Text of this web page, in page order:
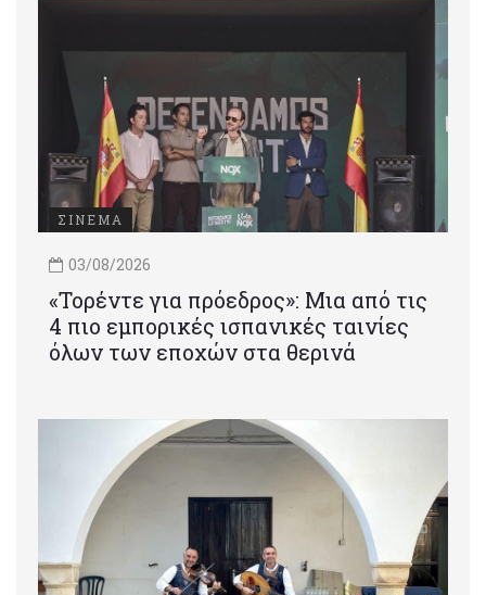
ΣΙΝΕΜΑ
03/08/2026
«Τορέντε για πρόεδρος»: Mια από τις
4 πιο εμπορικές ισπανικές ταινίες
όλων των εποχών στα θερινά